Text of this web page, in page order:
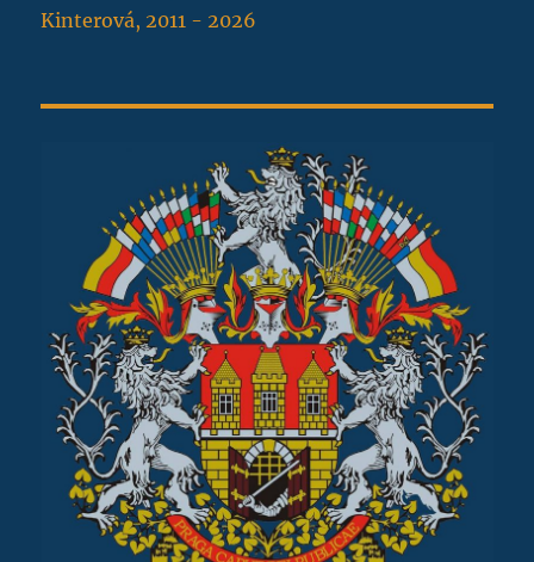
Kinterová, 2011 - 2026